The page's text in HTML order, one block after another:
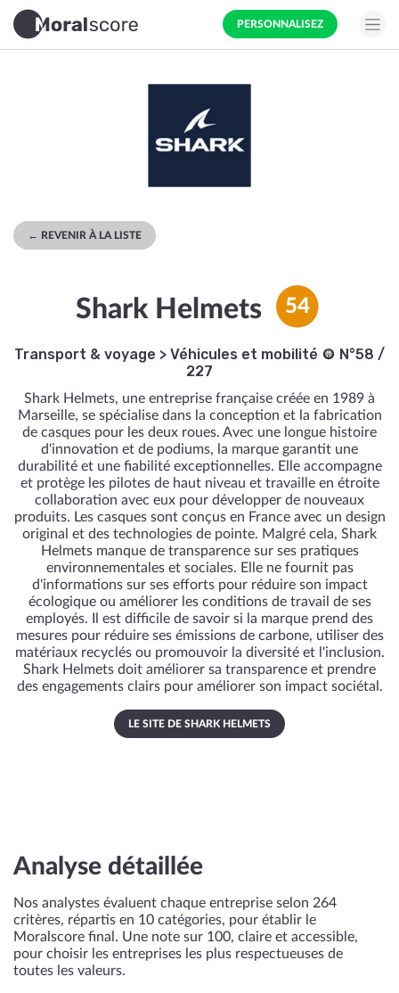
PERSONNALISEZ
← REVENIR À LA LISTE
Shark Helmets 54
Transport & voyage > Véhicules et mobilité
N°58 /
227
Shark Helmets, une entreprise française créée en 1989 à
Marseille, se spécialise dans la conception et la fabrication
de casques pour les deux roues. Avec une longue histoire
d'innovation et de podiums, la marque garantit une
durabilité et une fiabilité exceptionnelles. Elle accompagne
et protège les pilotes de haut niveau et travaille en étroite
collaboration avec eux pour développer de nouveaux
produits. Les casques sont conçus en France avec un design
original et des technologies de pointe. Malgré cela, Shark
Helmets manque de transparence sur ses pratiques
environnementales et sociales. Elle ne fournit pas
d'informations sur ses efforts pour réduire son impact
écologique ou améliorer les conditions de travail de ses
employés. Il est difficile de savoir si la marque prend des
mesures pour réduire ses émissions de carbone, utiliser des
matériaux recyclés ou promouvoir la diversité et l'inclusion.
Shark Helmets doit améliorer sa transparence et prendre
des engagements clairs pour améliorer son impact sociétal.
LE SITE DE SHARK HELMETS
Analyse détaillée
Nos analystes évaluent chaque entreprise selon 264
critères, répartis en 10 catégories, pour établir le
Moralscore final. Une note sur 100, claire et accessible,
pour choisir les entreprises les plus respectueuses de
toutes les valeurs.